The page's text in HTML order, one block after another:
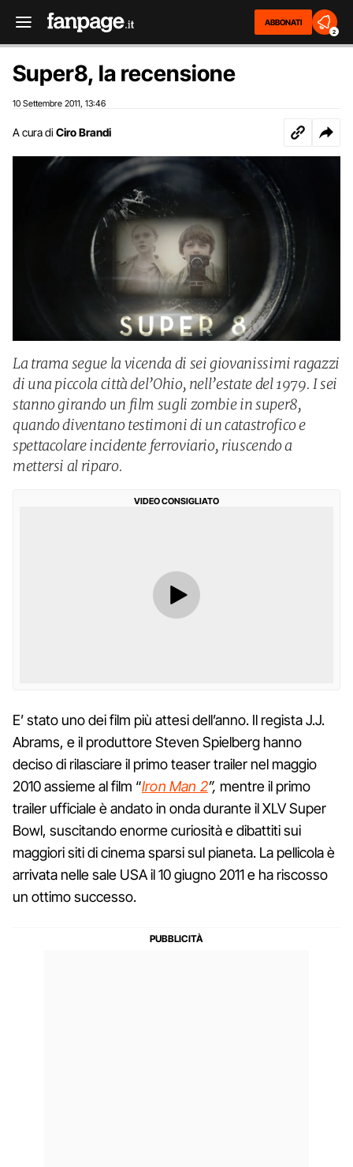
ABBONATI
2
Super8, la recensione
10 Settembre 2011 13:46
A cura di Ciro Brandi
La trama segue la vicenda di sei giovanissimi ragazzi
di una piccola città del’Ohio, nell’estate del 1979. I sei
stanno girando un film sugli zombie in super8,
quando diventano testimoni di un catastrofico e
spettacolare incidente ferroviario, riuscendo a
mettersi al riparo.
VIDEO CONSIGLIATO
E’ stato uno dei film più attesi dell’anno. Il regista J.J.
Abrams, e il produttore Steven Spielberg hanno
deciso di rilasciare il primo teaser trailer nel maggio
2010 assieme al film “Iron Man 2”, mentre il primo
trailer ufficiale è andato in onda durante il XLV Super
Bowl, suscitando enorme curiosità e dibattiti sui
maggiori siti di cinema sparsi sul pianeta. La pellicola è
arrivata nelle sale USA il 10 giugno 2011 e ha riscosso
un ottimo successo.